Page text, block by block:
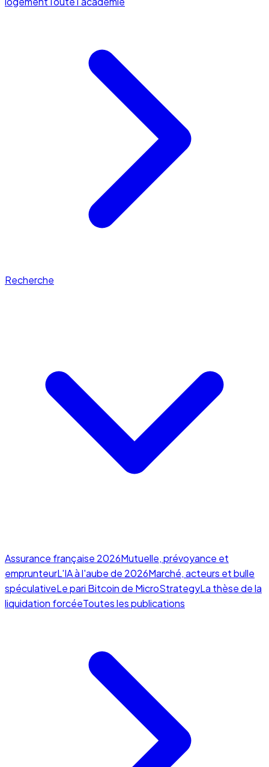
Recherche
Assurance française 2026Mutuelle, prévoyance et
emprunteurL'IA à l'aube de 2026Marché, acteurs et bulle
spéculativeLe pari Bitcoin de MicroStrategyLa thèse de la
liquidation forcéeToutes les publications